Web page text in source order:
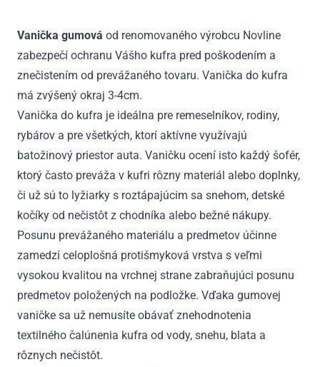
zadné
sedadlá
2015
-
2022
Vanička gumová od renomovaného výrobcu Novline
zabezpečí ochranu Vášho kufra pred poškodením a
znečistením od prevážaného tovaru. Vanička do kufra
má zvýšený okraj 3-4cm.
Vanička do kufra je ideálna pre remeselníkov, rodiny,
rybárov a pre všetkých, ktorí aktívne využívajú
batožinový priestor auta. Vaničku ocení isto každý šofér,
ktorý často preváža v kufri rôzny materiál alebo doplnky,
či už sú to lyžiarky s roztápajúcim sa snehom, detské
kočíky od nečistôt z chodníka alebo bežné nákupy.
Posunu prevážaného materiálu a predmetov účinne
zamedzí celoplošná protišmyková vrstva s veľmi
vysokou kvalitou na vrchnej strane zabraňujúci posunu
predmetov položených na podložke. Vďaka gumovej
vaničke sa už nemusíte obávať znehodnotenia
textilného čalúnenia kufra od vody, snehu, blata a
rôznych nečistôt.